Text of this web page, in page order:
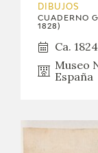
DIBUJOS
CUADERNO
1828)
Ca.
Museo
España